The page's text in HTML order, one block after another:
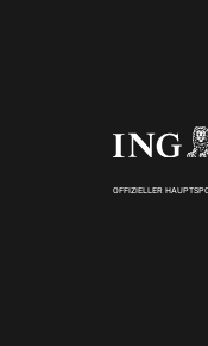
OFFIZIELLER